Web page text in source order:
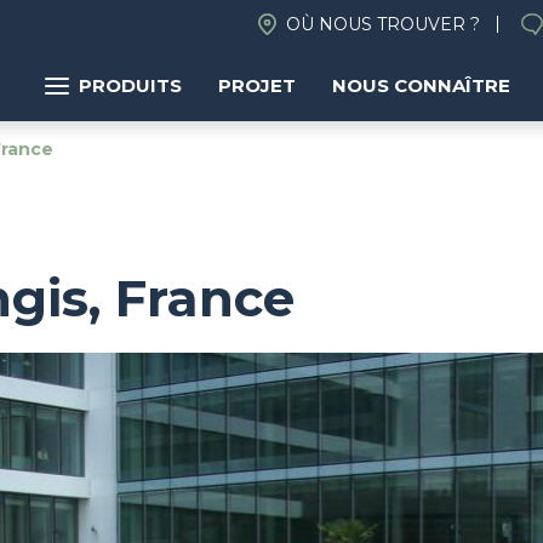
OÙ NOUS TROUVER ?
PRODUITS PROJET NOUS CONNAÎTRE
France